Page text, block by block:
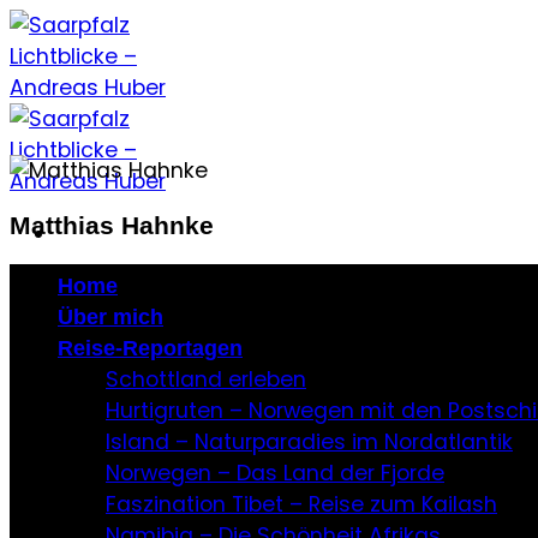
Zum
Inhalt
springen
Home
Über mich
Reise-Reportagen
Schottland erleben
Hurtigruten – Norwegen mit den
Island – Naturparadies im Nordatlantik
Norwegen – Das Land der Fjorde
Faszination Tibet – Reise zum Kailash
Matthias Hahnke